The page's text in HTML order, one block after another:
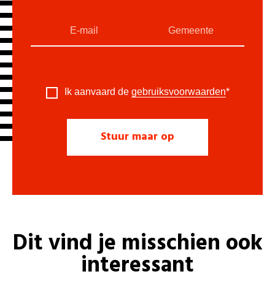
Ik aanvaard de gebruiksvoorwaarden*
Dit vind je misschien ook
interessant